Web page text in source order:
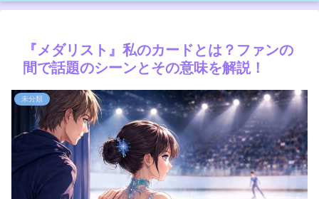
『メダリスト』私のカードとは？ファンの
間で話題のシーンとその意味を解説！
未分類